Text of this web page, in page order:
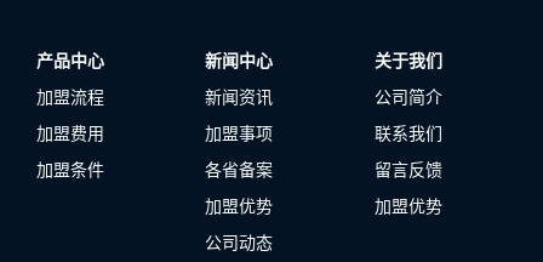
产品中心
加盟流程
加盟费用
加盟条件
新闻中心
新闻资讯
加盟事项
各省备案
加盟优势
公司动态
关于我们
公司简介
联系我们
留言反馈
加盟优势